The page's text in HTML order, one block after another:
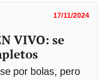
17/11/2024
VIVO: se
por bolas, pero